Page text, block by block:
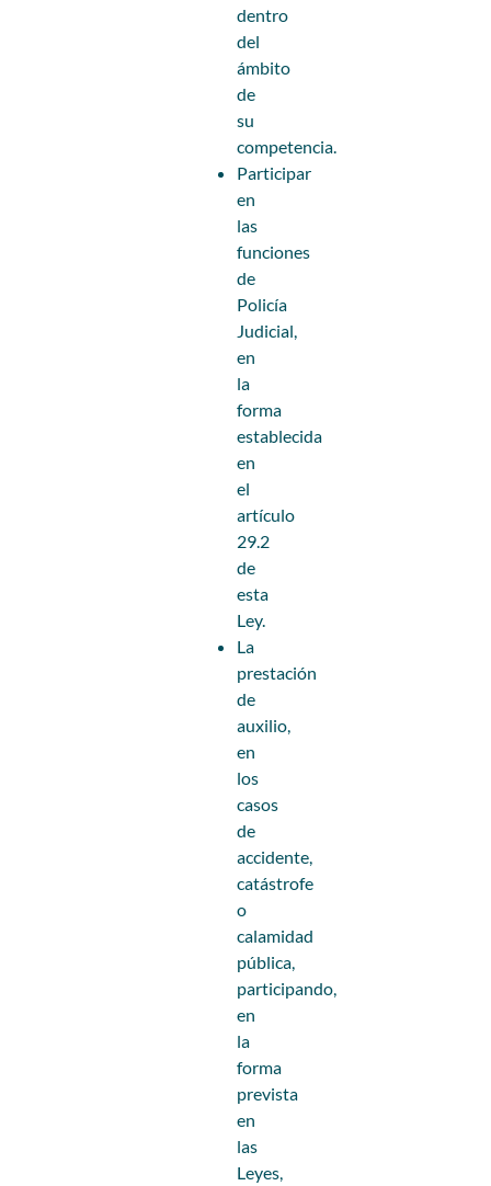
dentro
del
ámbito
de
su
competencia.
Participar
en
las
funciones
de
Policía
Judicial,
en
la
forma
establecida
en
el
artículo
29.2
de
esta
Ley.
La
prestación
de
auxilio,
en
los
casos
de
accidente,
catástrofe
o
calamidad
pública,
participando,
en
la
forma
prevista
en
las
Leyes,